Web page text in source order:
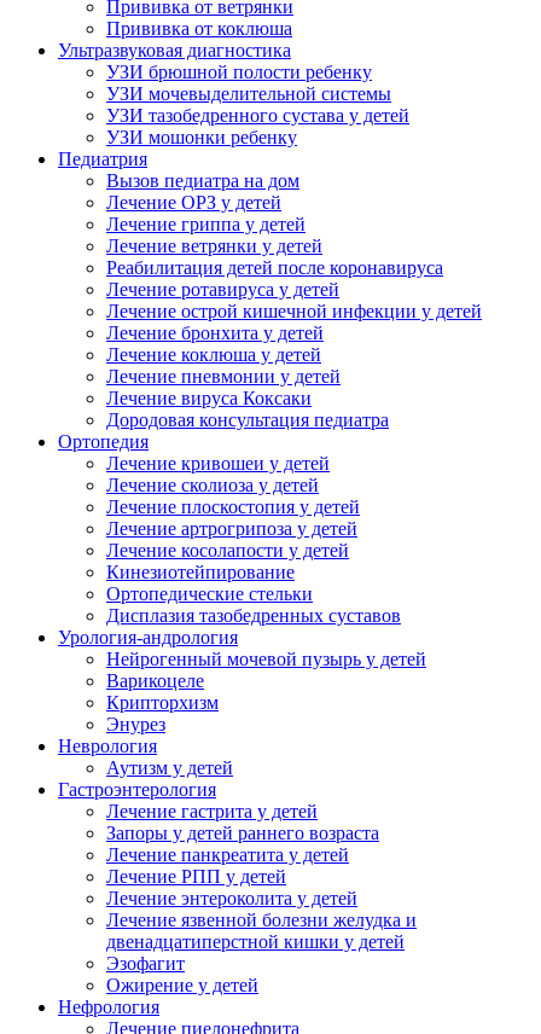
Прививка от ветрянки
Прививка от коклюша
Ультразвуковая диагностика
УЗИ брюшной полости ребенку
УЗИ мочевыделительной системы
УЗИ тазобедренного сустава у детей
УЗИ мошонки ребенку
Педиатрия
Вызов педиатра на дом
Лечение ОРЗ у детей
Лечение гриппа у детей
Лечение ветрянки у детей
Реабилитация детей после коронавируса
Лечение ротавируса у детей
Лечение острой кишечной инфекции у детей
Лечение бронхита у детей
Лечение коклюша у детей
Лечение пневмонии у детей
Лечение вируса Коксаки
Дородовая консультация педиатра
Ортопедия
Лечение кривошеи у детей
Лечение сколиоза у детей
Лечение плоскостопия у детей
Лечение артрогрипоза у детей
Лечение косолапости у детей
Кинезиотейпирование
Ортопедические стельки
Дисплазия тазобедренных суставов
Урология-андрология
Нейрогенный мочевой пузырь у детей
Варикоцеле
Крипторхизм
Энурез
Неврология
Аутизм у детей
Гастроэнтерология
Лечение гастрита у детей
Запоры у детей раннего возраста
Лечение панкреатита у детей
Лечение РПП у детей
Лечение энтероколита у детей
Лечение язвенной болезни желудка и
двенадцатиперстной кишки у детей
Эзофагит
Ожирение у детей
Нефрология
Лечение пиелонефрита